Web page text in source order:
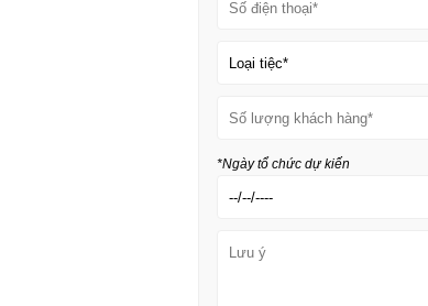
yếu tố đầu tiên cần xem xét chính là vị
và thuận tiện di chuyển sẽ giúp khách
nên có bãi đậu xe rộng rãi, lối đi an
đi cùng. Với những bé nhỏ tuổi, việc di
tinh thần vui vẻ trong suốt buổi tiệc. Vị
mà còn thể hiện sự chu đáo, chuyên
*Ngày tổ chức dự kiến